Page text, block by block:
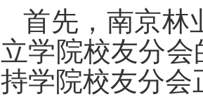
首先，南京林
立学院校友分
持学院校友分